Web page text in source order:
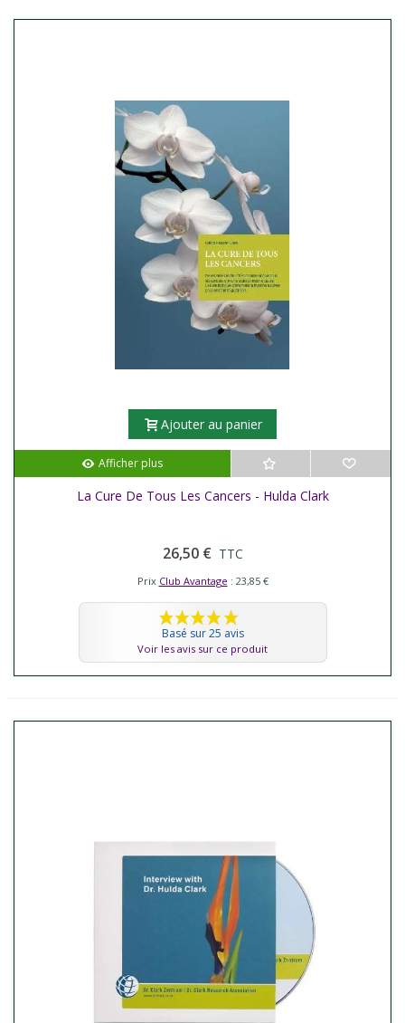
Ajouter au panier
Afficher plus
La Cure De Tous Les Cancers - Hulda Clark
26,50 € TTC
Prix Club Avantage : 23,85 €
Basé sur 25 avis
Voir les avis sur ce produit